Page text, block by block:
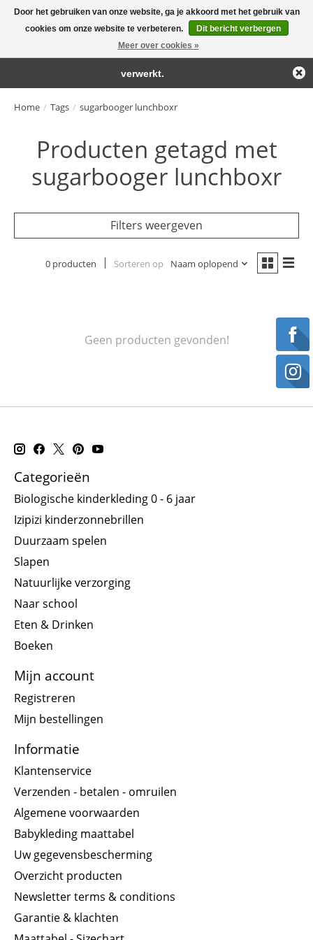
Large selection of products and fast shipping!
Home / Tags / sugarbooger lunchboxr
Producten getagd met
sugarbooger lunchboxr
Filters weergeven
0 producten Sorteren op Naam oplopend
Geen producten gevonden!
Categorieën
Biologische kinderkleding 0 - 6 jaar
Izipizi kinderzonnebrillen
Duurzaam spelen
Slapen
Natuurlijke verzorging
Naar school
Eten & Drinken
Boeken
Mijn account
Registreren
Mijn bestellingen
Informatie
Klantenservice
Verzenden - betalen - omruilen
Algemene voorwaarden
Babykleding maattabel
Uw gegevensbescherming
Overzicht producten
Newsletter terms & conditions
Garantie & klachten
Door het gebruiken van onze website, ga je akkoord met het gebruik van
cookies om onze website te verbeteren.
Dit bericht verbergen
Meer over cookies »
← Keer terug naar de backofficeDeze winkel is in aanbouw.
Eventueel geplaatste orders zullen niet worden gehonoreerd of
verwerkt.